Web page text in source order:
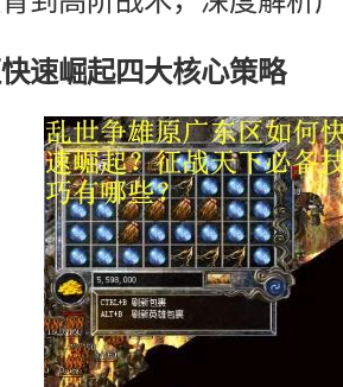
速崛起四大核心策略